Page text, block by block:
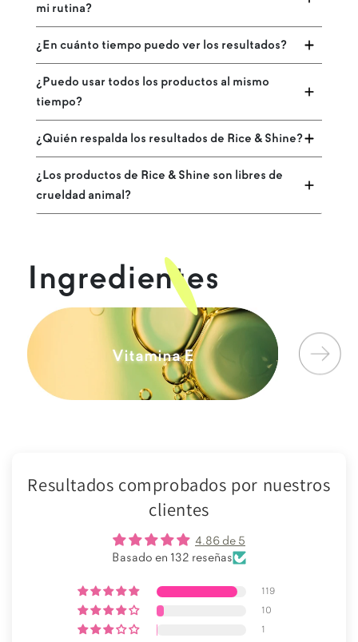
mi rutina?
¿En cuánto tiempo puedo ver los resultados?
¿Puedo usar todos los productos al mismo
tiempo?
¿Quién respalda los resultados de Rice & Shine?
¿Los productos de Rice & Shine son libres de
crueldad animal?
Ingredientes
Vitamina E Aceite
Resultados comprobados por nuestros
clientes
4.86 de 5
Basado en 132 reseñas
119
10
1